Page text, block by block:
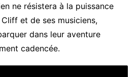
ne résistera à la puissance
et de ses musiciens,
dans leur aventure
cadencée.